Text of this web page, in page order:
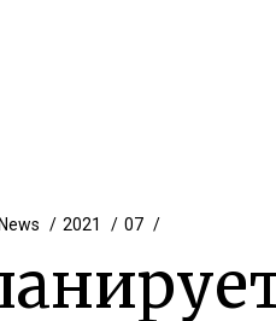
2021 07